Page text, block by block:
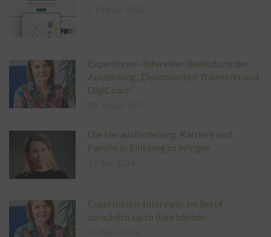
Expertinnen-Interview: Bedeutung der
Ausbildung „Diplomierte/r Trainer/in und
DigiCoach“
Die Herausforderung, Karriere und
Familie in Einklang zu bringen
Expertinnen-Interview: Im Beruf
sprachlich up to date bleiben